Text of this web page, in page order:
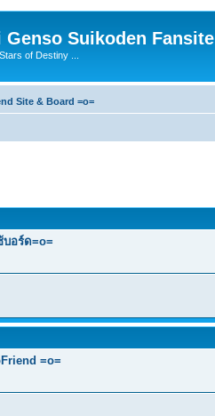
Suikoden Fansite
of Destiny ...
Site & Board =o=
อร์ด=o=
=o=